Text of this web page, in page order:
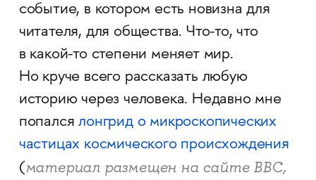
событие, в котором есть новизна для
читателя, для общества. Что-то, что
в какой-то степени меняет мир.
Но круче всего рассказать любую
историю через человека. Недавно мне
попалсялонгрид о микроскопических
частицах космического происхождения
(материал размещен на сайте BBC,